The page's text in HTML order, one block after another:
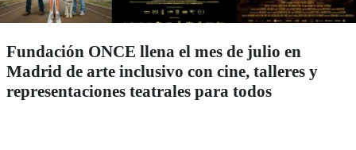
Fundación ONCE llena el mes de julio en
Madrid de arte inclusivo con cine, talleres y
representaciones teatrales para todos